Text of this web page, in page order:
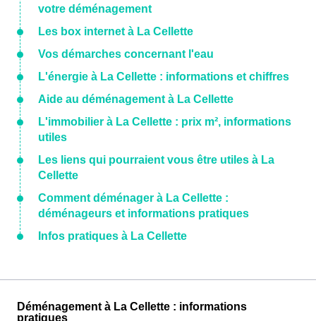
votre déménagement
Les box internet à La Cellette
Vos démarches concernant l'eau
L'énergie à La Cellette : informations et chiffres
Aide au déménagement à La Cellette
L'immobilier à La Cellette : prix m², informations
utiles
Les liens qui pourraient vous être utiles à La
Cellette
Comment déménager à La Cellette :
déménageurs et informations pratiques
Infos pratiques à La Cellette
Déménagement à La Cellette : informations
pratiques